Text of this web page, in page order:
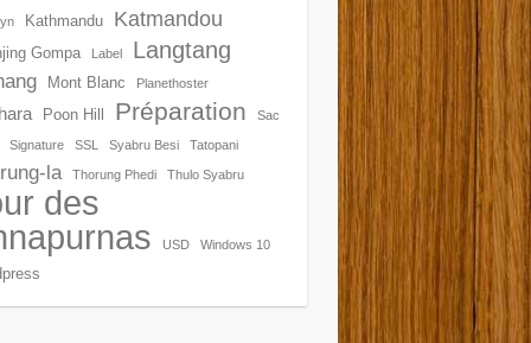
Kathmandu Katmandou
Gompa Label Langtang
Mont Blanc Planethoster
Poon Hill Préparation Sac
Signature SSL Syabru Besi Tatopani
la Thorung Phedi Thulo Syabru
des
USD Windows 10